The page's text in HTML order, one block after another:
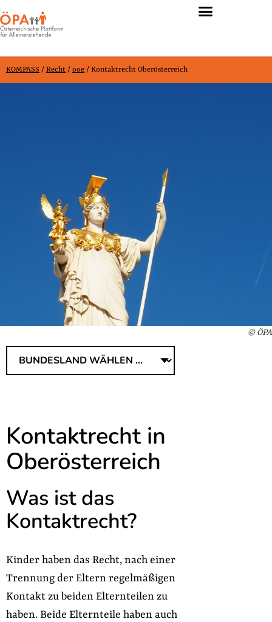
KOMPASS / Recht / ooe / Kontaktrecht Oberösterreich
© ÖPA
Kontaktrecht in
Oberösterreich
Was ist das
Kontaktrecht?
Kinder haben das Recht, nach einer
Trennung der Eltern regelmäßigen
Kontakt zu beiden Elternteilen zu
haben. Beide Elternteile haben auch